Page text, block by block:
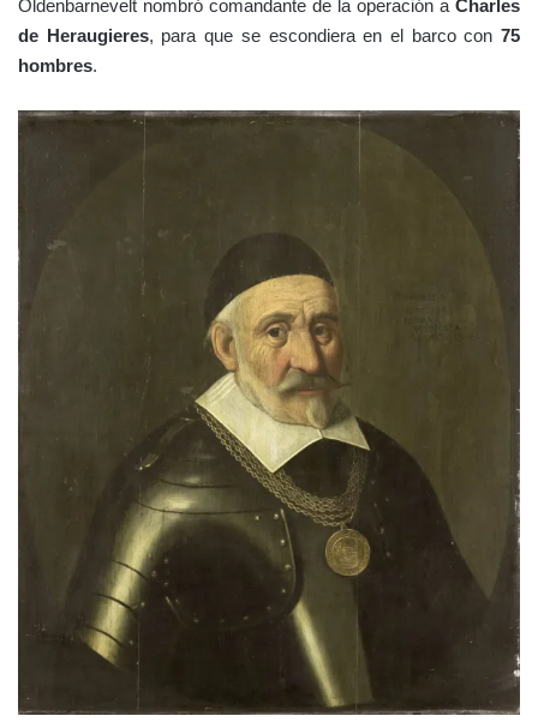
Oldenbarnevelt nombró comandante de la operación a Charles
de Heraugieres, para que se escondiera en el barco con75
hombres.